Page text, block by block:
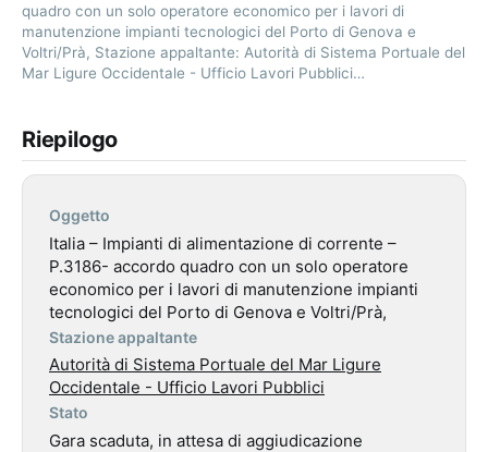
quadro con un solo operatore economico per i lavori di
manutenzione impianti tecnologici del Porto di Genova e
Voltri/Prà, Stazione appaltante: Autorità di Sistema Portuale del
Mar Ligure Occidentale - Ufficio Lavori Pubblici…
Riepilogo
Oggetto
Italia – Impianti di alimentazione di corrente –
P.3186- accordo quadro con un solo operatore
economico per i lavori di manutenzione impianti
tecnologici del Porto di Genova e Voltri/Prà,
Stazione appaltante
Autorità di Sistema Portuale del Mar Ligure
Occidentale - Ufficio Lavori Pubblici
Stato
Gara scaduta, in attesa di aggiudicazione